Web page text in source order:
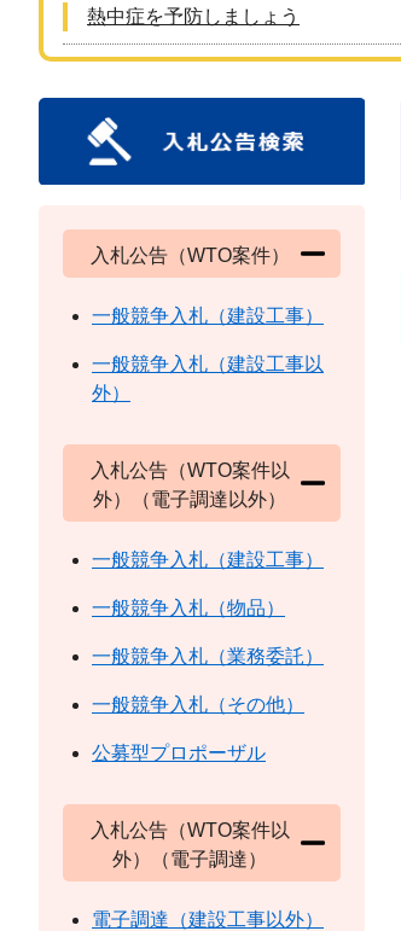
熱中症を予防しましょう
入札公告（WTO案件）
一般競争入札（建設工事）
一般競争入札（建設工事以
外）
入札公告（WTO案件以
外）（電子調達以外）
一般競争入札（建設工事）
一般競争入札（物品）
一般競争入札（業務委託）
一般競争入札（その他）
公募型プロポーザル
入札公告（WTO案件以
外）（電子調達）
電子調達（建設工事以外）